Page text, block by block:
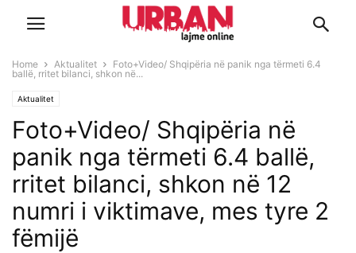
Home Aktualitet
Foto+Video/ Shqipëria në panik nga tërmeti 6.4
ballë, rritet bilanci, shkon në...
Aktualitet
Foto+Video/ Shqipëria në
panik nga tërmeti 6.4 ballë,
rritet bilanci, shkon në 12
numri i viktimave, mes tyre 2
fëmijë